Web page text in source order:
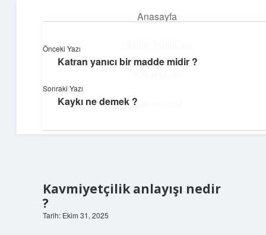
Anasayfa
Hakkımızda
Yapı ve İlham
Yaratıcı projelerle dünyanı inşa et!
Kavmiyetçilik anlayışı nedir
?
Tarih: Ekim 31, 2025
Önceki Yazı
Katran yanıcı bir madde midir ?
Sonraki Yazı
Kaykı ne demek ?